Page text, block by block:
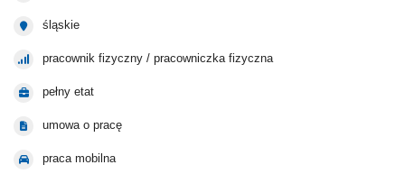
śląskie
pracownik fizyczny / pracowniczka fizyczna
pełny etat
umowa o pracę
praca mobilna